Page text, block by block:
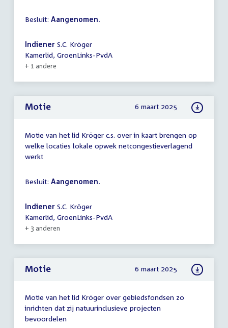
Besluit: Aangenomen.
Indiener S.C. Kröger
Kamerlid, GroenLinks-PvdA
+ 1 andere
Motie 6 maart 2025
Motie van het lid Kröger c.s. over in kaart brengen op
welke locaties lokale opwek netcongestieverlagend
werkt
Besluit: Aangenomen.
Indiener S.C. Kröger
Kamerlid, GroenLinks-PvdA
+ 3 anderen
Motie 6 maart 2025
Motie van het lid Kröger over gebiedsfondsen zo
inrichten dat zij natuurinclusieve projecten
bevoordelen